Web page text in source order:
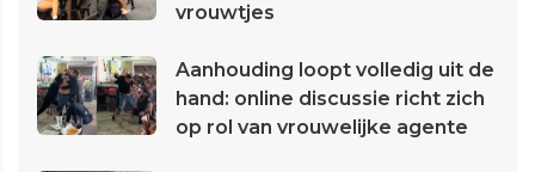
vrouwtjes
Aanhouding loopt volledig uit de
hand: online discussie richt zich
op rol van vrouwelijke agente